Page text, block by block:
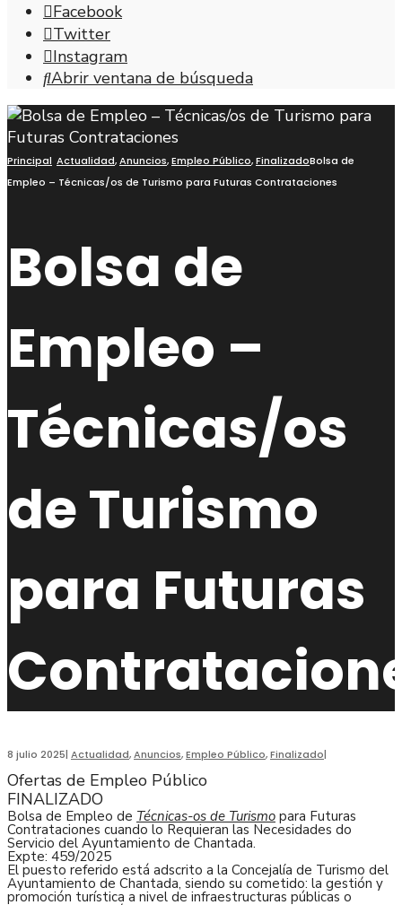
Facebook
Twitter
Instagram
Abrir ventana de búsqueda
Principal Actualidad,Anuncios,Empleo Público,FinalizadoBolsa de
Empleo – Técnicas/os de Turismo para Futuras Contrataciones
Bolsa de
Empleo –
Técnicas/os
de Turismo
para Futuras
8 julio 2025| Actualidad,Anuncios,Empleo Público,Finalizado|
Ofertas de Empleo Público
FINALIZADO
Bolsa de Empleo de Técnicas-os de Turismo para Futuras
Contrataciones cuando lo Requieran las Necesidades do
Servicio del Ayuntamiento de Chantada.
Expte: 459/2025
El puesto referido está adscrito a la Concejalía de Turismo del
Ayuntamiento de Chantada, siendo su cometido: la gestión y
promoción turística a nivel de infraestructuras públicas o